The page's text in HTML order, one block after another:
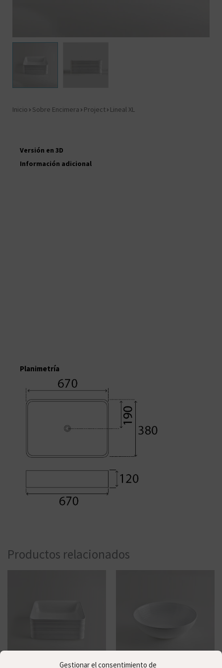
Gestionar el consentimiento de
Inicio Sobre Encimera Project Lineal XL
Información adicional
Planimetría
Productos relacionados